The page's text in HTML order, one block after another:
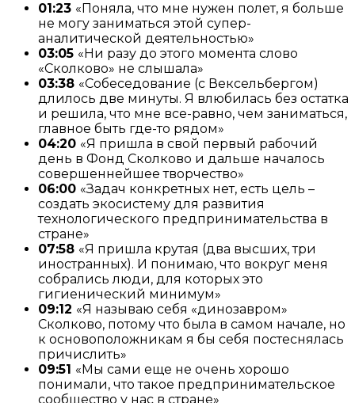
01:23 «Поняла, что мне нужен полет, я больше
не могу заниматься этой супер-
аналитической деятельностью»
03:05 «Ни разу до этого момента слово
«Сколково» не слышала»
03:38 «Собеседование (с Вексельбергом)
длилось две минуты. Я влюбилась без остатка
и решила, что мне все-равно, чем заниматься,
главное быть где-то рядом»
04:20 «Я пришла в свой первый рабочий
день в Фонд Сколково и дальше началось
совершеннейшее творчество»
06:00 «Задач конкретных нет, есть цель –
создать экосистему для развития
технологического предпринимательства в
стране»
07:58 «Я пришла крутая (два высших, три
иностранных). И понимаю, что вокруг меня
собрались люди, для которых это
гигиенический минимум»
09:12 «Я называю себя «динозавром»
Сколково, потому что была в самом начале, но
к основоположникам я бы себя постеснялась
причислить»
09:51 «Мы сами еще не очень хорошо
понимали, что такое предпринимательское
сообщество у нас в стране»